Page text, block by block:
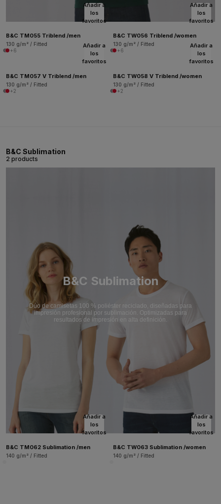
Añadir a
los
favoritos
B&C TM055 Triblend /men
130 g/m² / Fitted
+6
Añadir a
los
favoritos
B&C TW056 Triblend /women
130 g/m² / Fitted
+6
Añadir a
los
favoritos
B&C TM057 V Triblend /men
130 g/m² / Fitted
+2
Añadir a
los
favoritos
B&C TW058 V Triblend /women
130 g/m² / Fitted
+2
B&C Sublimation
2 products
B&C Sublimation
Dúo de camisetas 100 % poliéster reciclado, diseñadas para
impresión profesional por sublimación. Optimizadas para
resultados de impresión en alta definición.
Añadir a
los
favoritos
B&C TM062 Sublimation /men
140 g/m² / Fitted
Añadir a
los
favoritos
B&C TW063 Sublimation /women
140 g/m² / Fitted